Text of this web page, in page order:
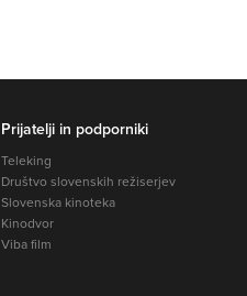
Prijatelji in podporniki
Teleking
Društvo slovenskih režiserjev
Slovenska kinoteka
Kinodvor
Viba film